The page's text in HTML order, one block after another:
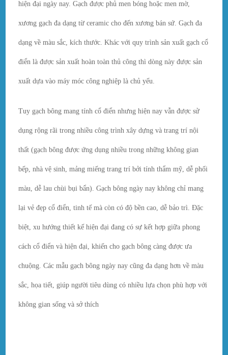
hiện đại ngày nay. Gạch được phủ men bóng hoặc men mờ,
xương gạch đa dạng từ ceramic cho đến xương bán sứ. Gạch đa
dạng về màu sắc, kích thước. Khác với quy trình sản xuất gạch cổ
điển là được sản xuất hoàn toàn thủ công thì dòng này được sản
xuất dựa vào máy móc công nghiệp là chủ yếu.
Tuy gạch bông mang tính cổ điển nhưng hiện nay vẫn được sử
dụng rộng rãi trong nhiều công trình xây dựng và trang trí nội
thất (gạch bông được ứng dụng nhiều trong những không gian
bếp, nhà vệ sinh, mảng miếng trang trí bởi tính thẩm mỹ, dễ phối
màu, dễ lau chùi bụi bẩn). Gạch bông ngày nay không chỉ mang
lại vẻ đẹp cổ điển, tinh tế mà còn có độ bền cao, dễ bảo trì. Đặc
biệt, xu hướng thiết kế hiện đại đang có sự kết hợp giữa phong
cách cổ điển và hiện đại, khiến cho gạch bông càng được ưa
chuộng. Các mẫu gạch bông ngày nay cũng đa dạng hơn về màu
sắc, họa tiết, giúp người tiêu dùng có nhiều lựa chọn phù hợp với
không gian sống và sở thích